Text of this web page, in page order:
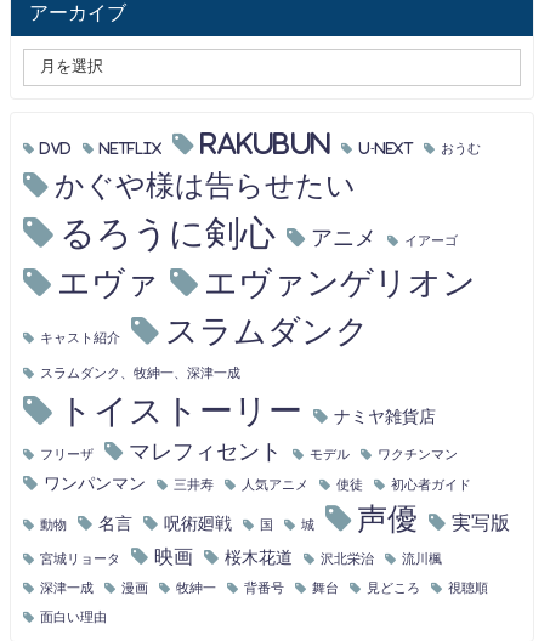
アーカイブ
DVD Netflix RAKUBUN U-NEXT おうむ
かぐや様は告らせたい
るろうに剣心 アニメ イアーゴ
エヴァ エヴァンゲリオン
キャスト紹介 スラムダンク
スラムダンク、牧紳一、深津一成
トイストーリー ナミヤ雑貨店
フリーザ マレフィセント モデル ワクチンマン
ワンパンマン 三井寿 人気アニメ 使徒 初心者ガイド
動物 名言 呪術廻戦 国 城 声優 実写版
宮城リョータ 映画 桜木花道 沢北栄治 流川楓
深津一成 漫画 牧紳一 背番号 舞台 見どころ 視聴順
面白い理由